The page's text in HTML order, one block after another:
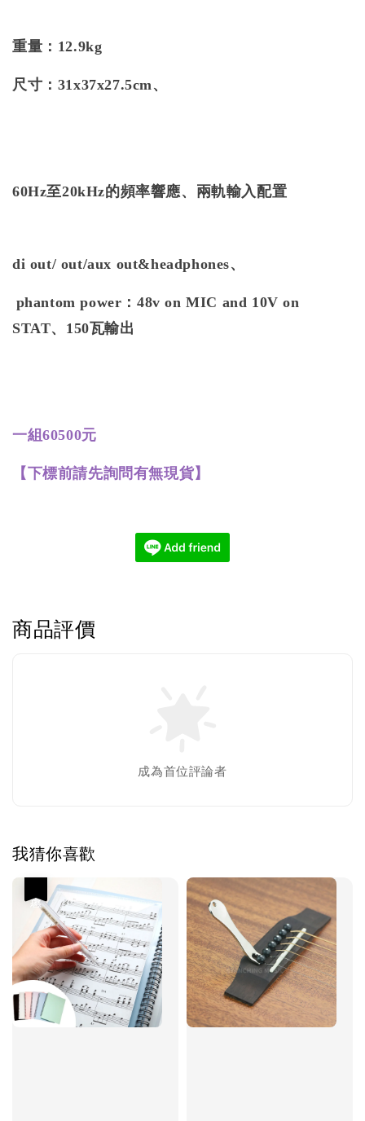
重量： 12.9kg
尺寸：31x37x27.5cm、
60Hz至20kHz的頻率響應、兩軌輸入配置
di out/ out/aux out&headphones、
phantom power：48v on MIC and 10V on
STAT、150瓦輸出
一組60500元
【下標前請先詢問有無現貨】
商品評價
成為首位評論者
我猜你喜歡